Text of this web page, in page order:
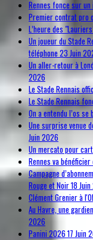
Rennes fonce sur
Premier contrat pro
L’heure des
Un joueur du Stade
téléphone23 Juin
Un aller-retour à
2026
Le Stade Rennais
Le Stade Rennais
On a entendu l’os
Une surprise venue
Juin 2026
Un mercato pour
Rennes va
Campagne
Rouge et Noir18
Clément Grenier à
Au Havre, une
2026
Panini 202617 Juin